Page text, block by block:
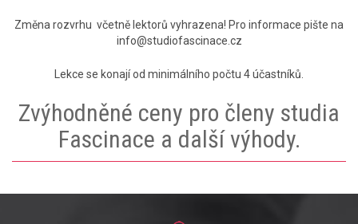
Změna rozvrhu včetně lektorů vyhrazena! Pro informace pište na
info@studiofascinace.cz
Lekce se konají od minimálního počtu 4 účastníků.
Zvýhodněné ceny pro členy studia
Fascinace a další výhody.